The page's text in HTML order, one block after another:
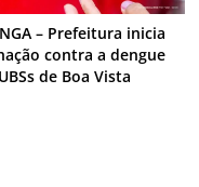
– Prefeitura inicia
contra a dengue
de Boa Vista